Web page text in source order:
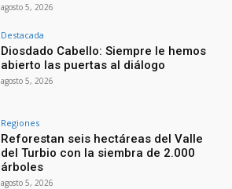
agosto 5, 2026
Destacada
Diosdado Cabello: Siempre le hemos
abierto las puertas al diálogo
agosto 5, 2026
Regiones
Reforestan seis hectáreas del Valle
del Turbio con la siembra de 2.000
árboles
agosto 5, 2026